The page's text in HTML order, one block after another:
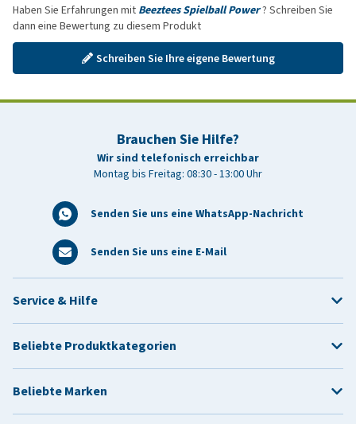
Haben Sie Erfahrungen mit Beeztees Spielball Power? Schreiben Sie
dann eine Bewertung zu diesem Produkt
Schreiben Sie Ihre eigene Bewertung
Brauchen Sie Hilfe?
Wir sind telefonisch erreichbar
Montag bis Freitag: 08:30 - 13:00 Uhr
Senden Sie uns eine WhatsApp-Nachricht
Senden Sie uns eine E-Mail
Service & Hilfe
Beliebte Produktkategorien
Beliebte Marken